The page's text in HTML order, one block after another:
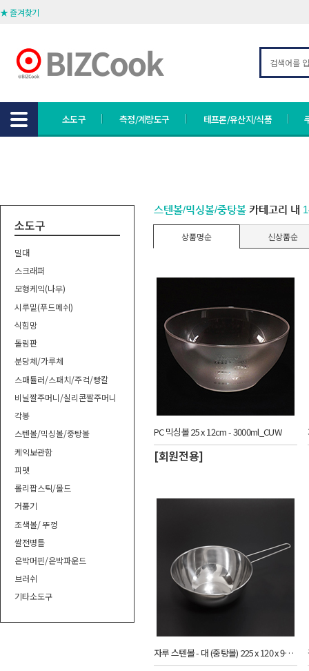
★ 즐겨찾기
소도구 측정/계량도구 테프론/유산지/식품
소도구
밀대
스크래퍼
모형케익(나무)
시루밑(푸드메쉬)
식힘망
돌림판
분당체/가루체
스패튤러/스패치/주걱/빵칼
비닐짤주머니/실리콘짤주머니
각봉
스텐볼/믹싱볼/중탕볼
케익보관함
피펫
롤리팝스틱/몰드
거품기
조색볼/ 뚜껑
쌀전병틀
은박머핀/은박파운드
브러쉬
기타소도구
스텐볼/믹싱볼/중탕볼 카테고리 내
상품명순 신상품순
PC 믹싱볼 25 x 12cm - 3000ml_CUW
[회원전용]
자루 스텐볼 - 대 (중탕볼) 225 x 120 x 90(H)mm_CUW